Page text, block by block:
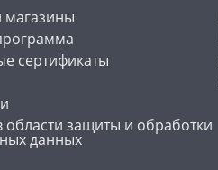
магазины
сертификаты
области защиты и обработки
данных